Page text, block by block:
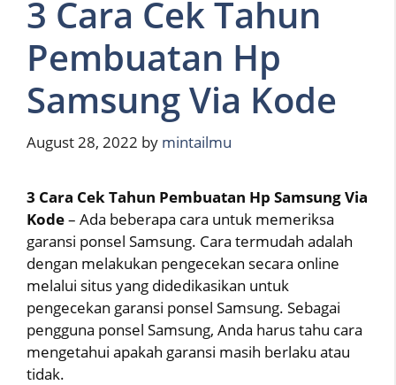
3 Cara Cek Tahun
Pembuatan Hp
Samsung Via Kode
August 28, 2022 by mintailmu
3 Cara Cek Tahun Pembuatan Hp Samsung Via
Kode– Ada beberapa cara untuk memeriksa
garansi ponsel Samsung. Cara termudah adalah
dengan melakukan pengecekan secara online
melalui situs yang didedikasikan untuk
pengecekan garansi ponsel Samsung. Sebagai
pengguna ponsel Samsung, Anda harus tahu cara
mengetahui apakah garansi masih berlaku atau
tidak.